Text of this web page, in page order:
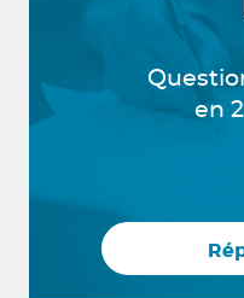
en